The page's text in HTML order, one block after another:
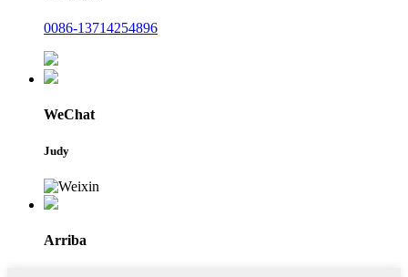
0086-13714254896
WeChat
Judy
Arriba